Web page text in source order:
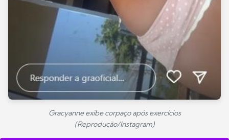
Gracyanne exibe corpaço após exercícios
(Reprodução/Instagram)